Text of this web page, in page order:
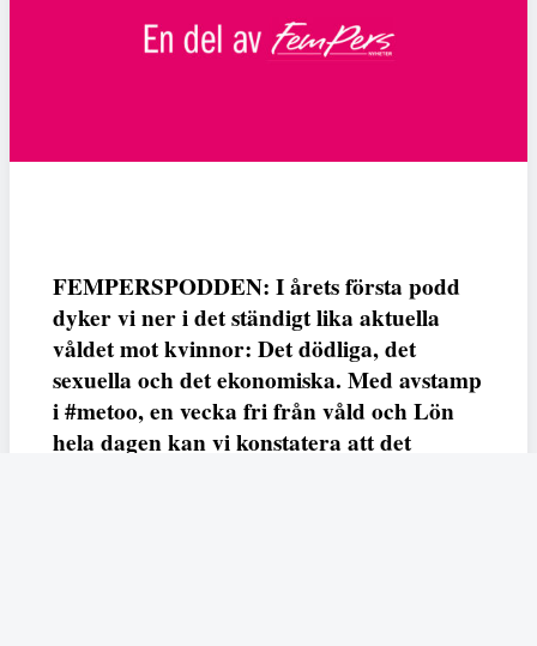
FEMPERSPODDEN: I årets första podd
dyker vi ner i det ständigt lika aktuella
våldet mot kvinnor: Det dödliga, det
sexuella och det ekonomiska. Med avstamp
i #metoo, en vecka fri från våld och Lön
hela dagen kan vi konstatera att det